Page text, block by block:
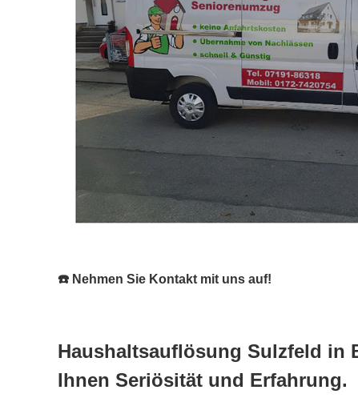
☎️ Nehmen Sie Kontakt mit uns auf!
Haushaltsauflösung Sulzfeld in
Ihnen Seriösität und Erfahrung.